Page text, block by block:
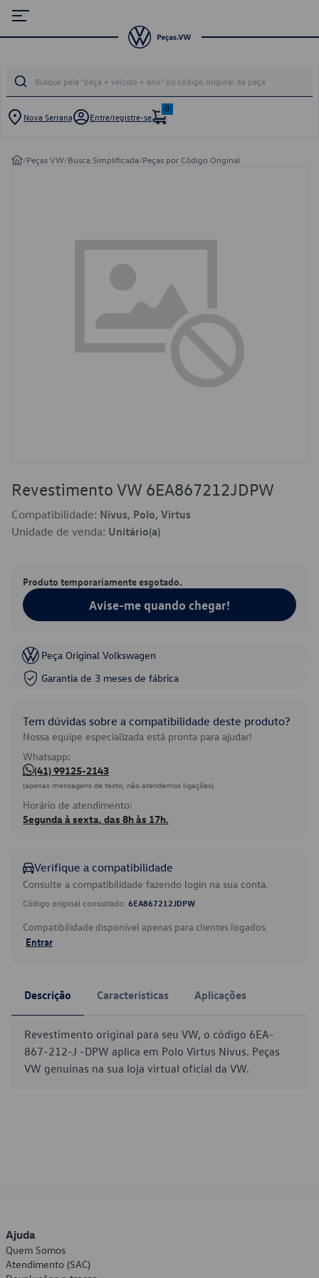
Nova Serrana Entre/registre-se
0
/Peças VW/Busca Simplificada/Peças por Código Original
Revestimento VW 6EA867212JDPW
Compatibilidade: Nivus, Polo, Virtus
Unidade de venda: Unitário(a)
Produto temporariamente esgotado.
Avise-me quando chegar!
Peça Original Volkswagen
Garantia de 3 meses de fábrica
Tem dúvidas sobre a compatibilidade deste produto?
Nossa equipe especializada está pronta para ajudar!
Whatsapp:
(41) 99125-2143
(apenas mensagens de texto, não atendemos ligações)
Horário de atendimento:
Segunda à sexta, das 8h às 17h.
Verifique a compatibilidade
Consulte a compatibilidade fazendo login na sua conta.
Código original consultado: 6EA867212JDPW
Compatibilidade disponível apenas para clientes logados.
Entrar
Descrição Características Aplicações
Revestimento original para seu VW, o código 6EA-
867-212-J -DPW aplica em Polo Virtus Nivus. Peças
VW genuínas na sua loja virtual oficial da VW.
Ajuda
Quem Somos
Atendimento (SAC)